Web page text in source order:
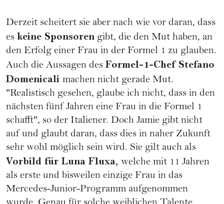
Derzeit scheitert sie aber nach wie vor daran, dass
es keine Sponsoren gibt, die den Mut haben, an
den Erfolg einer Frau in der Formel 1 zu glauben.
Auch die Aussagen des Formel-1-Chef Stefano
Domenicali machen nicht gerade Mut.
"Realistisch gesehen, glaube ich nicht, dass in den
nächsten fünf Jahren eine Frau in die Formel 1
schafft", so der Italiener. Doch Jamie gibt nicht
auf und glaubt daran, dass dies in naher Zukunft
sehr wohl möglich sein wird. Sie gilt auch als
Vorbild für Luna Fluxa, welche mit 11 Jahren
als erste und bisweilen einzige Frau in das
Mercedes-Junior-Programm aufgenommen